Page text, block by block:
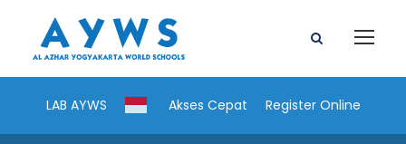
LAB AYWS Akses Cepat Register Online